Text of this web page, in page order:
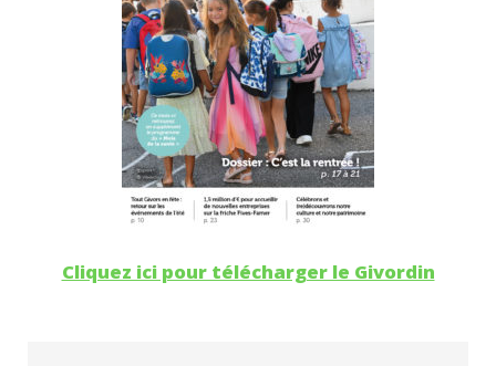
Cliquez ici pour télécharger le Givordin